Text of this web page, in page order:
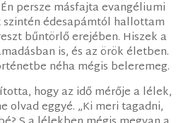
persze másfajta evangéliumi
szintén édesapámtól hallottam
bűntörlő erejében. Hiszek a
is, és az örök életben.
néha mégis beleremeg.
hogy az idő mérője a lélek,
olvad eggyé. „Ki meri tagadni,